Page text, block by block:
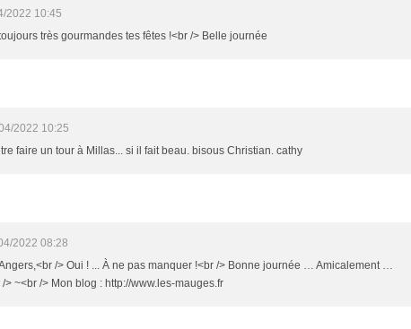
2022 10:45
très gourmandes tes fêtes !<br /> Belle journée
2022 10:25
faire un tour à Millas... si il fait beau. bisous Christian. cathy
2022 08:28
/> Oui ! ... À ne pas manquer !<br /> Bonne journée … Amicalement …
> ~<br /> Mon blog : http://www.les-mauges.fr